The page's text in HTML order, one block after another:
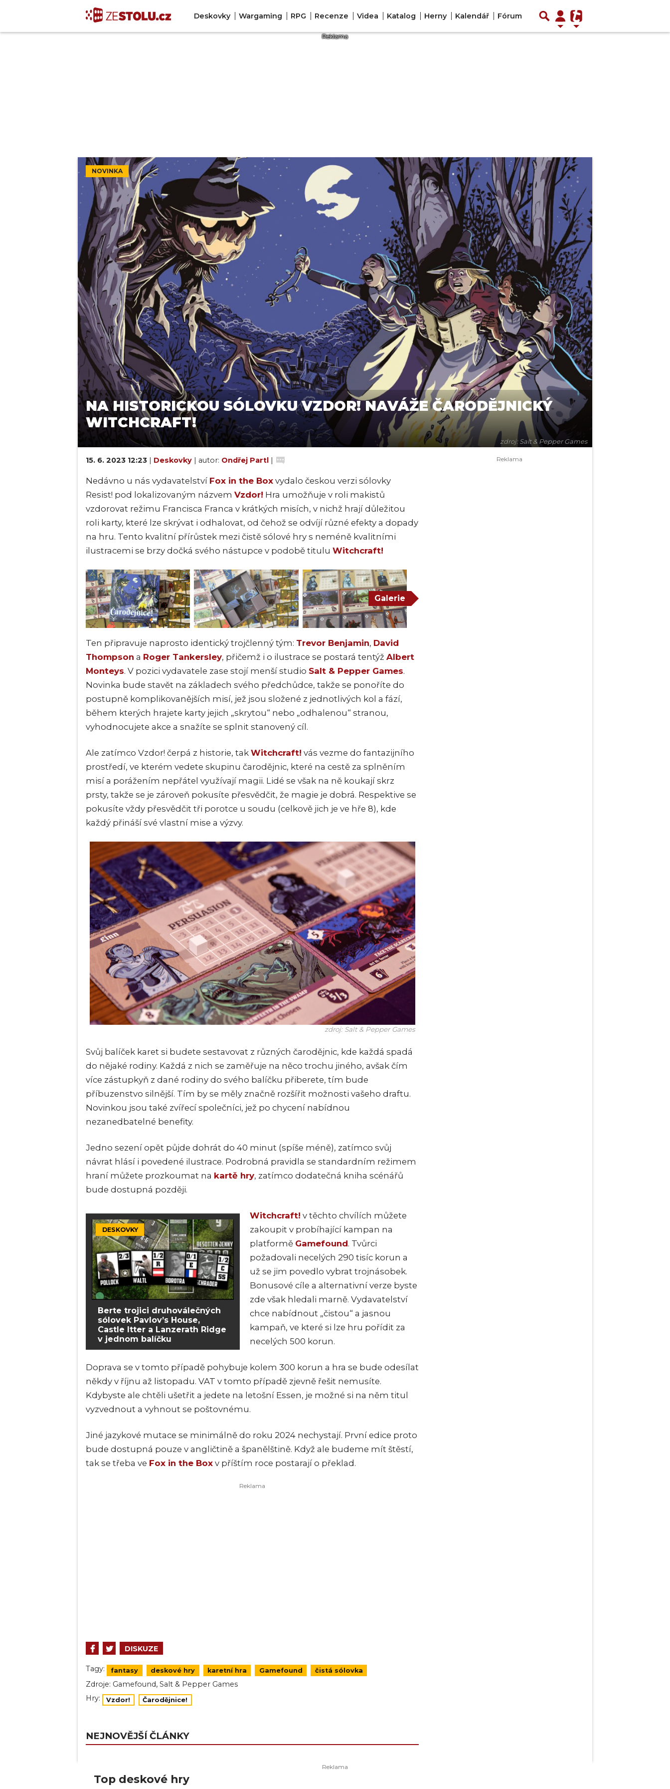
Deskovky Wargaming RPG Recenze Videa Katalog Herny Kalendář Fórum
NOVINKA
zdroj: Salt & Pepper Games
NA HISTORICKOU SÓLOVKU VZDOR! NAVÁŽE ČARODĚJNICKÝ
WITCHCRAFT!
15. 6. 2023 12:23 | Deskovky | autor: Ondřej Partl |
Nedávno u nás vydavatelství Fox in the Box vydalo českou verzi sólovky
Resist! pod lokalizovaným názvem Vzdor! Hra umožňuje v roli makistů
vzdorovat režimu Francisca Franca v krátkých misích, v nichž hrají důležitou
roli karty, které lze skrývat i odhalovat, od čehož se odvíjí různé efekty a dopady
na hru. Tento kvalitní přírůstek mezi čistě sólové hry s neméně kvalitními
ilustracemi se brzy dočká svého nástupce v podobě titulu Witchcraft!
Galerie
Ten připravuje naprosto identický trojčlenný tým: Trevor Benjamin, David
Thompson a Roger Tankersley, přičemž i o ilustrace se postará tentýž Albert
Monteys. V pozici vydavatele zase stojí menší studio Salt & Pepper Games.
Novinka bude stavět na základech svého předchůdce, takže se ponoříte do
postupně komplikovanějších misí, jež jsou složené z jednotlivých kol a fází,
během kterých hrajete karty jejich „skrytou“ nebo „odhalenou“ stranou,
vyhodnocujete akce a snažíte se splnit stanovený cíl.
Ale zatímco Vzdor! čerpá z historie, tak Witchcraft! vás vezme do fantazijního
prostředí, ve kterém vedete skupinu čarodějnic, které na cestě za splněním
misí a porážením nepřátel využívají magii. Lidé se však na ně koukají skrz
prsty, takže se je zároveň pokusíte přesvědčit, že magie je dobrá. Respektive se
pokusíte vždy přesvědčit tři porotce u soudu (celkově jich je ve hře 8), kde
každý přináší své vlastní mise a výzvy.
zdroj: Salt & Pepper Games
Svůj balíček karet si budete sestavovat z různých čarodějnic, kde každá spadá
do nějaké rodiny. Každá z nich se zaměřuje na něco trochu jiného, avšak čím
více zástupkyň z dané rodiny do svého balíčku přiberete, tím bude
příbuzenstvo silnější. Tím by se měly značně rozšířit možnosti vašeho draftu.
Novinkou jsou také zvířecí společníci, jež po chycení nabídnou
nezanedbatelné benefity.
Jedno sezení opět půjde dohrát do 40 minut (spíše méně), zatímco svůj
návrat hlásí i povedené ilustrace. Podrobná pravidla se standardním režimem
hraní můžete prozkoumat na kartě hry, zatímco dodatečná kniha scénářů
bude dostupná později.
DESKOVKY
Berte trojici druhoválečných
sólovek Pavlov’s House,
Castle Itter a Lanzerath Ridge
v jednom balíčku
Witchcraft! v těchto chvílích můžete
zakoupit v probíhající kampan na
platformě Gamefound. Tvůrci
požadovali necelých 290 tisíc korun a
už se jim povedlo vybrat trojnásobek.
Bonusové cíle a alternativní verze byste
zde však hledali marně. Vydavatelství
chce nabídnout „čistou“ a jasnou
kampaň, ve které si lze hru pořídit za
necelých 500 korun.
Doprava se v tomto případě pohybuje kolem 300 korun a hra se bude odesílat
někdy v říjnu až listopadu. VAT v tomto případě zjevně řešit nemusíte.
Kdybyste ale chtěli ušetřit a jedete na letošní Essen, je možné si na něm titul
vyzvednout a vyhnout se poštovnému.
Jiné jazykové mutace se minimálně do roku 2024 nechystají. První edice proto
bude dostupná pouze v angličtině a španělštině. Když ale budeme mít štěstí,
tak se třeba ve Fox in the Box v příštím roce postarají o překlad.
DISKUZE
Tagy: fantasy deskové hry karetní hra Gamefound čistá sólovka
Zdroje: Gamefound, Salt & Pepper Games
Hry:
Vzdor! Čarodějnice!
NEJNOVĚJŠÍ ČLÁNKY
Top deskové hry